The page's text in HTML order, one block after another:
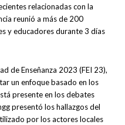
relacionadas con la
reunió a más de 200
y educadores durante 3 días
de Enseñanza 2023 (FEI 23),
un enfoque basado en los
presente en los debates
presentó los hallazgos del
por los actores locales